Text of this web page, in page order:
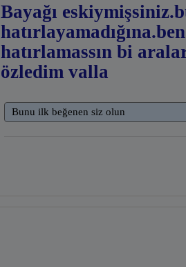
Bayağı
hatırlamassın bi
özledim valla
Bunu ilk beğenen siz olun